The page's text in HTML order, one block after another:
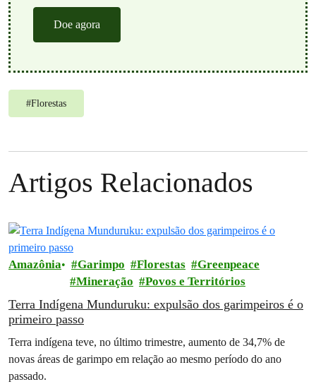
Doe agora
#Florestas
Artigos Relacionados
Amazônia Garimpo Florestas
Greenpeace
Mineração
Povos e Territórios
Terra Indígena Munduruku: expulsão dos garimpeiros é o
primeiro passo
Terra indígena teve, no último trimestre, aumento de 34,7% de
novas áreas de garimpo em relação ao mesmo período do ano
passado.